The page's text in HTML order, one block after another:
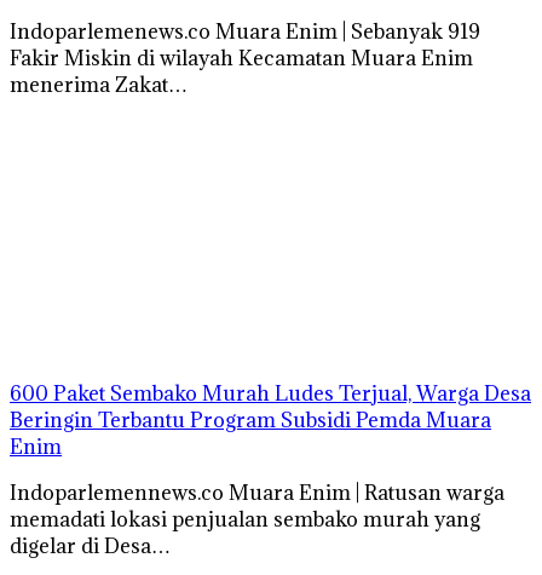
Indoparlemenews.co Muara Enim | Sebanyak 919
Fakir Miskin di wilayah Kecamatan Muara Enim
menerima Zakat…
600 Paket Sembako Murah Ludes Terjual, Warga Desa
Beringin Terbantu Program Subsidi Pemda Muara
Enim
Indoparlemennews.co Muara Enim | Ratusan warga
memadati lokasi penjualan sembako murah yang
digelar di Desa…